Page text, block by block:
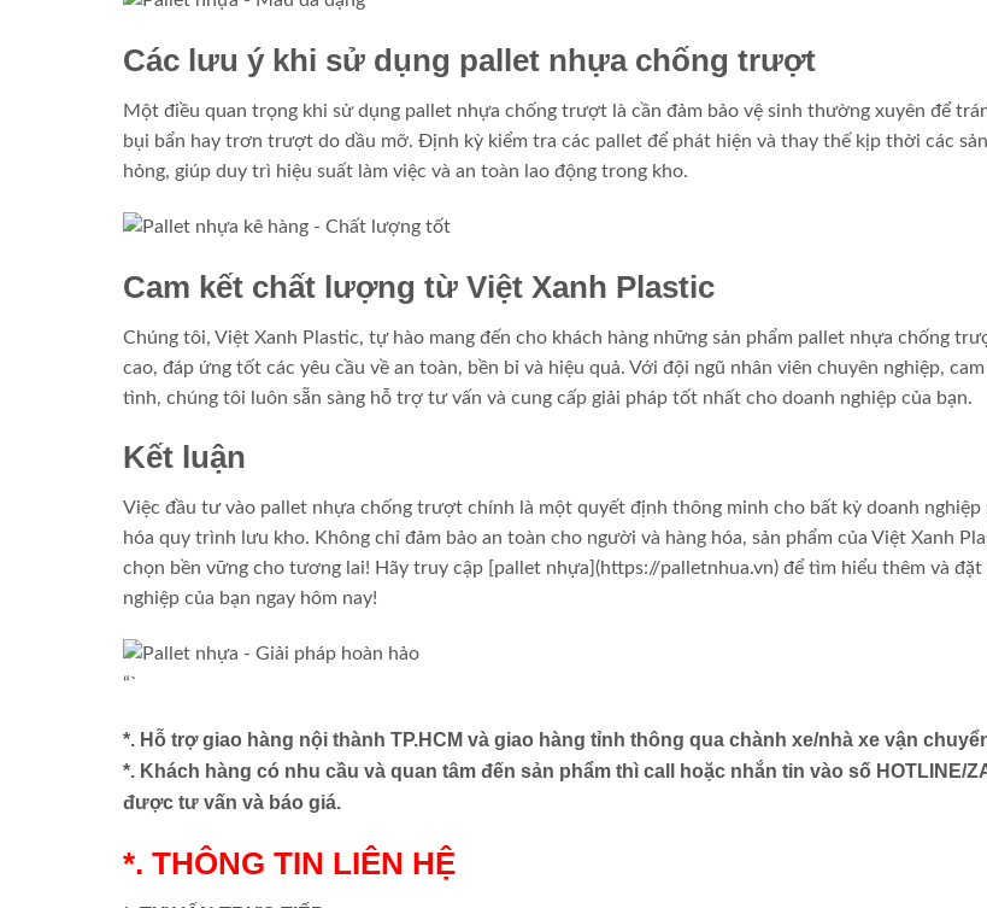
Các lưu ý khi sử dụng pallet nhựa chống trượt
Một điều quan trọng khi sử dụng pallet nhựa chống trượt là cần đảm bảo vệ sinh thường xuyên để
bụi bẩn hay trơn trượt do dầu mỡ. Định kỳ kiểm tra các pallet để phát hiện và thay thế kịp thời các
hỏng, giúp duy trì hiệu suất làm việc và an toàn lao động trong kho.
Cam kết chất lượng từ Việt Xanh Plastic
Chúng tôi, Việt Xanh Plastic, tự hào mang đến cho khách hàng những sản phẩm pallet nhựa chống
cao, đáp ứng tốt các yêu cầu về an toàn, bền bỉ và hiệu quả. Với đội ngũ nhân viên chuyên nghiệp,
tình, chúng tôi luôn sẵn sàng hỗ trợ tư vấn và cung cấp giải pháp tốt nhất cho doanh nghiệp của bạn.
Kết luận
Việc đầu tư vào pallet nhựa chống trượt chính là một quyết định thông minh cho bất kỳ doanh nghiệp
hóa quy trình lưu kho. Không chỉ đảm bảo an toàn cho người và hàng hóa, sản phẩm của Việt Xanh
chọn bền vững cho tương lai! Hãy truy cập [pallet nhựa](https://palletnhua.vn) để tìm hiểu thêm và đặt
nghiệp của bạn ngay hôm nay!
“`
*. Hỗ trợ giao hàng nội thành TP.HCM và giao hàng tỉnh thông qua chành xe/nhà xe vận
*. Khách hàng có nhu cầu và quan tâm đến sản phẩm thì call hoặc nhắn tin vào số HOTLINE/
được tư vấn và báo giá.
*. THÔNG TIN LIÊN HỆ